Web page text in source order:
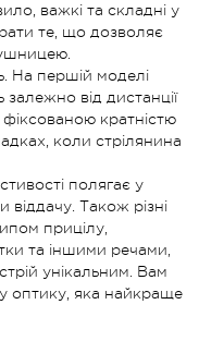
важкі та складні у
те, що дозволяє
На першій моделі
від дистанції
кратністю
коли стрілянина
полягає у
Також різні
прицілу,
та іншими речами,
унікальним. Вам
оптику, яка найкраще